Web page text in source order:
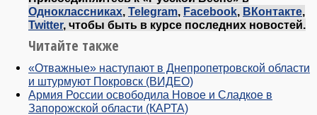
Одноклассниках, Telegram, Facebook, ВКонтакте,
Twitter, чтобы быть в курсе последних новостей.
Читайте также
«Отважные» наступают в Днепропетровской области
и штурмуют Покровск (ВИДЕО)
Армия России освободила Новое и Сладкое в
Запорожской области (КАРТА)